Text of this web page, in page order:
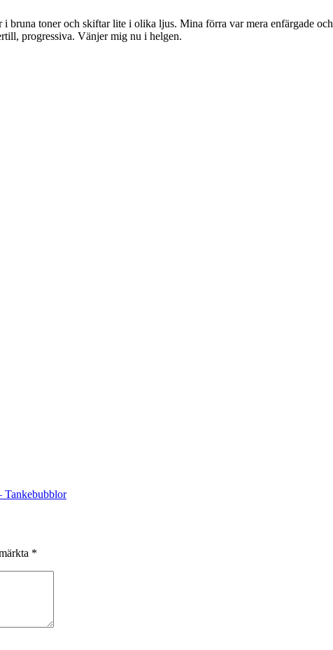
bruna toner och skiftar lite i olika ljus. Mina förra var mera enfärgade och
progressiva. Vänjer mig nu i helgen.
Tankebubblor
*